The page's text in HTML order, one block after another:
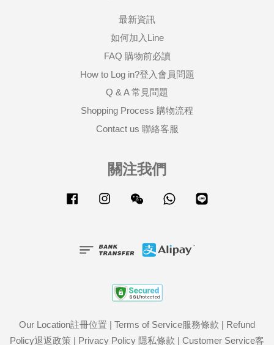
最新資訊
如何加入Line
FAQ 購物前必讀
How to Log in?登入會員問題
Q & A 常見問題
Shopping Process 購物流程
Contact us 聯絡客服
關注我們
Facebook Instagram Wechat Whatsapp
Our Location註冊位置 | Terms of Service服務條款 | Refund
Policy退返政策 | Privacy Policy 隱私條款 | Customer Service客